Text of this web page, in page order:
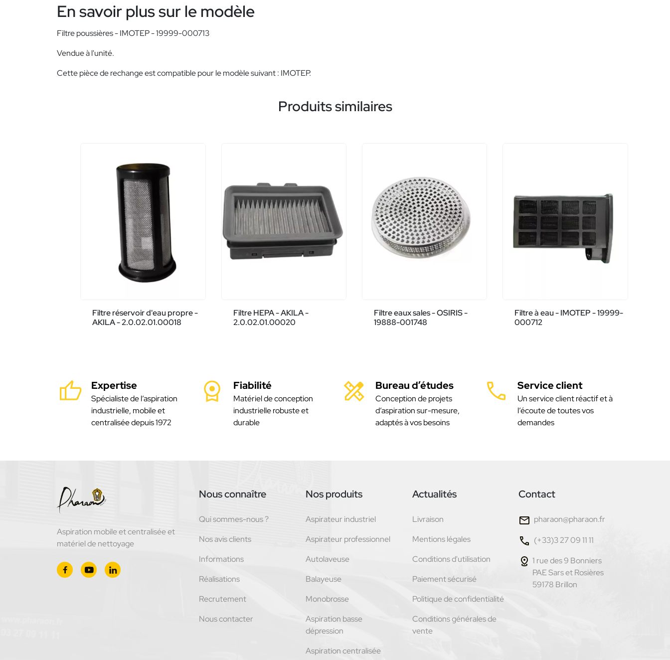
En savoir plus sur le modèle
Filtre poussières - IMOTEP - 19999-000713
Vendue à l'unité.
Cette pièce de rechange est compatible pour le modèle suivant : IMOTEP.
Produits similaires
Filtre réservoir d'eau propre -
AKILA - 2.0.02.01.00018
Filtre HEPA - AKILA -
2.0.02.01.00020
Filtre eaux sales - OSIRIS -
19888-001748
Filtre à eau - IMOTEP - 19999-
000712
Expertise
Spécialiste de l’aspiration
industrielle, mobile et
centralisée depuis 1972
Fiabilité
Matériel de conception
industrielle robuste et
durable
Bureau d’études
Conception de projets
d’aspiration sur-mesure,
adaptés à vos besoins
Service client
Un service client réactif et à
l’écoute de toutes vos
demandes
Aspiration mobile et centralisée et
matériel de nettoyage
Nous connaître
Qui sommes-nous ?
Nos avis clients
Informations
Réalisations
Recrutement
Nous contacter
Nos produits
Aspirateur industriel
Aspirateur professionnel
Autolaveuse
Balayeuse
Monobrosse
Aspiration basse
dépression
Aspiration centralisée
Actualités
Livraison
Mentions légales
Conditions d'utilisation
Paiement sécurisé
Politique de confidentialité
Conditions générales de
vente
Contact
pharaon@pharaon.fr
(+33)3 27 09 11 11
1 rue des 9 Bonniers
PAE Sars et Rosières
59178 Brillon